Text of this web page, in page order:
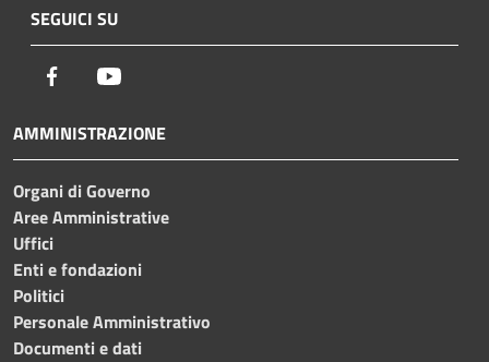
SEGUICI SU
Facebook
AMMINISTRAZIONE
Organi di Governo
Aree Amministrative
Uffici
Enti e fondazioni
Politici
Personale Amministrativo
Documenti e dati